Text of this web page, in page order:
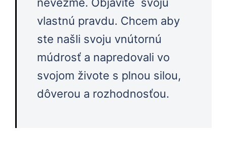
nevezme. Objavíte svoju
vlastnú pravdu. Chcem aby
ste našli svoju vnútornú
múdrosť a napredovali vo
svojom živote s plnou silou,
dôverou a rozhodnosťou.